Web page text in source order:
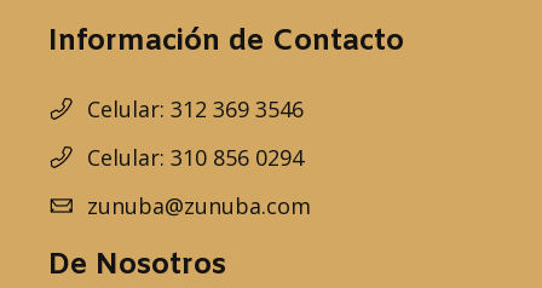
Información de Contacto
Celular: 312 369 3546
Celular: 310 856 0294
zunuba@zunuba.com
De Nosotros